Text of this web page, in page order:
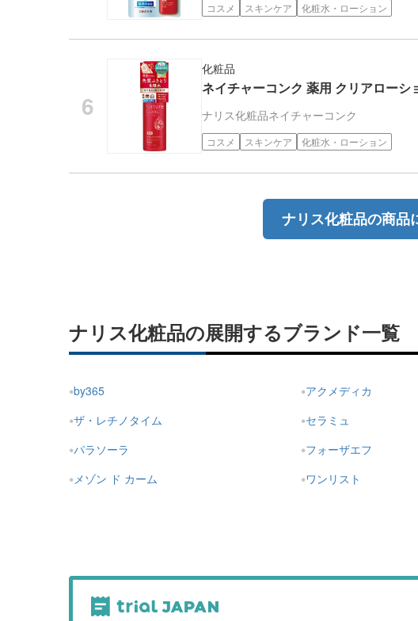
コスメ スキンケア 化粧水・ローション
化粧品
ネイチャーコンク 薬用 クリアロー
ナリス化粧品ネイチャーコンク
コスメ スキンケア 化粧水・ローション
ナリス化粧品の商品
ナリス化粧品の展開するブランド一覧
by365 アクメディカ
ザ・レチノタイム
セラミュ
パラソーラ
フォーザエフ
メゾン ド カーム
ワンリスト